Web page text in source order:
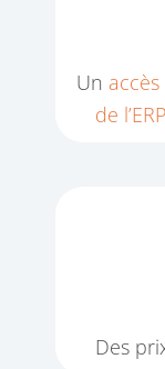
Un
de l’ERP
Des